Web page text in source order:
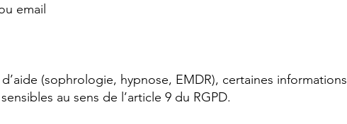
email
(sophrologie, hypnose, EMDR), certaines informations
au sens de l’article 9 du RGPD.